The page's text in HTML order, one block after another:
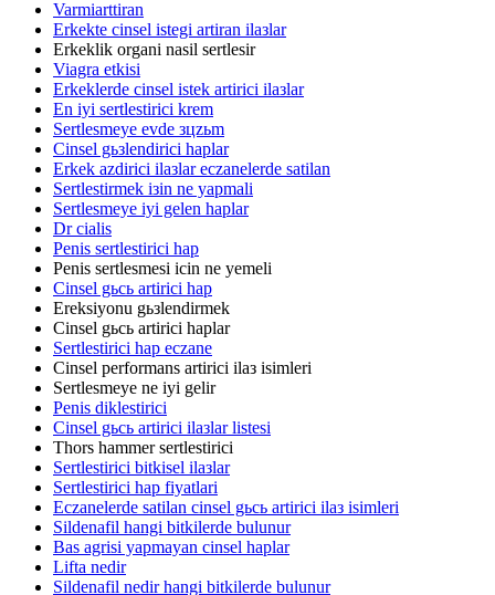
Varmiarttiran
Erkekte cinsel istegi artiran ilaзlar
Erkeklik organi nasil sertlesir
Viagra etkisi
Erkeklerde cinsel istek artirici ilaзlar
En iyi sertlestirici krem
Sertlesmeye evde зцzьm
Cinsel gьзlendirici haplar
Erkek azdirici ilaзlar eczanelerde satilan
Sertlestirmek iзin ne yapmali
Sertlesmeye iyi gelen haplar
Dr cialis
Penis sertlestirici hap
Penis sertlesmesi icin ne yemeli
Cinsel gьcь artirici hap
Ereksiyonu gьзlendirmek
Cinsel gьcь artirici haplar
Sertlestirici hap eczane
Cinsel performans artirici ilaз isimleri
Sertlesmeye ne iyi gelir
Penis diklestirici
Cinsel gьcь artirici ilaзlar listesi
Thors hammer sertlestirici
Sertlestirici bitkisel ilaзlar
Sertlestirici hap fiyatlari
Eczanelerde satilan cinsel gьcь artirici ilaз isimleri
Sildenafil hangi bitkilerde bulunur
Bas agrisi yapmayan cinsel haplar
Lifta nedir
Sildenafil nedir hangi bitkilerde bulunur